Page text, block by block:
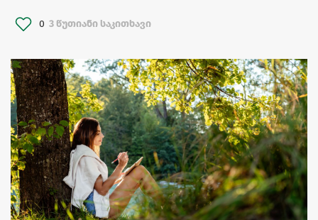
0 3 წუთიანი საკითხავი